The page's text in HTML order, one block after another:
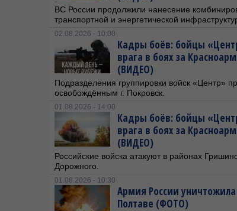
ВС России продолжили нанесение
транспортной и энергетической
02.08.2026 - 10:00
Кадры боёв: бойцы
врага в боях за
(ВИДЕО)
Подразделения группировки войск «Центр»
освобождённым г. Покровск.
01.08.2026 - 14:00
Кадры боёв: бойцы
врага в боях за
(ВИДЕО)
Российские войска атакуют в районах
Дорожного.
01.08.2026 - 10:30
Армия России
Полтаве (ФОТО)